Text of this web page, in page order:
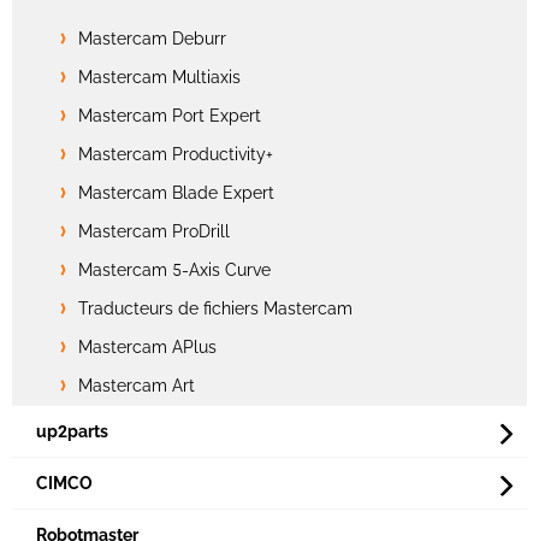
Mastercam Deburr
Mastercam Multiaxis
Mastercam Port Expert
Mastercam Productivity+
Mastercam Blade Expert
Mastercam ProDrill
Mastercam 5-Axis Curve
Traducteurs de fichiers Mastercam
Mastercam APlus
Mastercam Art
up2parts
CIMCO
Robotmaster